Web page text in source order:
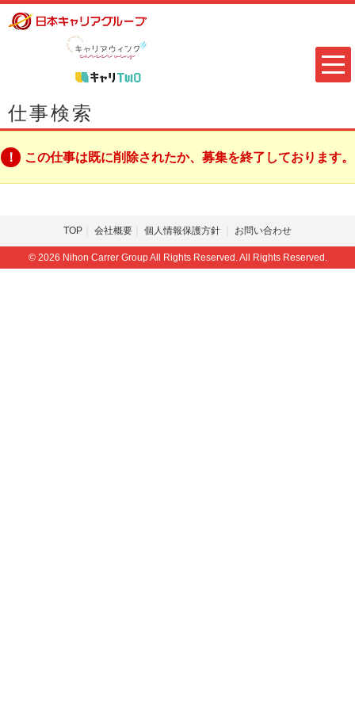
仕事検索
この仕事は既に削除されたか、募集を終了しております。
TOP 会社概要 個人情報保護方針 お問い合わせ
© 2026 Nihon Carrer Group All Rights Reserved. All Rights Reserved.